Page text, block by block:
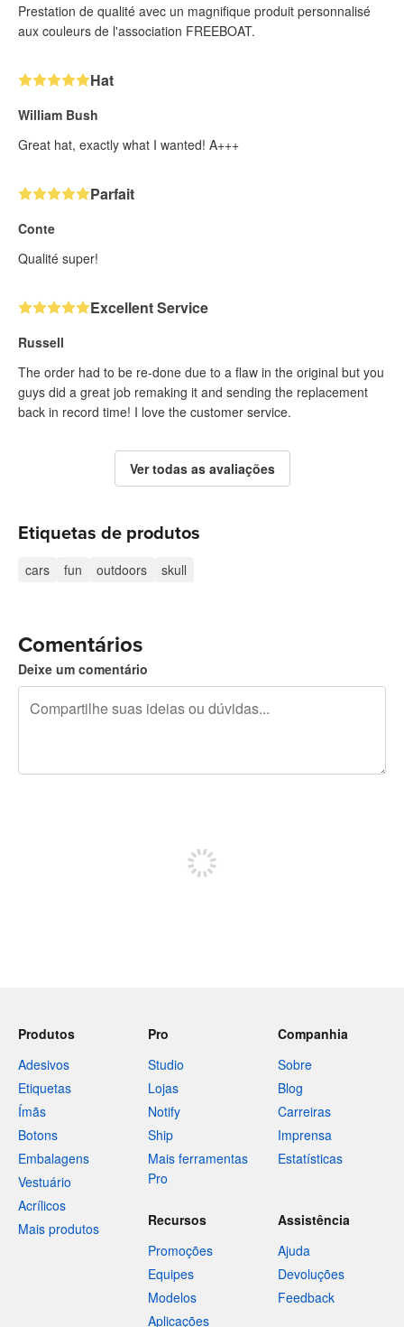
Prestation de qualité avec un magnifique produit personnalisé
aux couleurs de l'association FREEBOAT.
Hat
William Bush
Great hat, exactly what I wanted! A+++
Parfait
Conte
Qualité super!
Excellent Service
Russell
The order had to be re-done due to a flaw in the original but you
guys did a great job remaking it and sending the replacement
back in record time! I love the customer service.
Ver todas as avaliações
Etiquetas de produtos
cars fun outdoors skull
Comentários
Deixe um comentário
Produtos
Adesivos
Etiquetas
Ímãs
Botons
Embalagens
Vestuário
Acrílicos
Mais produtos
Pro
Studio
Lojas
Notify
Ship
Mais ferramentas
Pro
Companhia
Sobre
Blog
Carreiras
Imprensa
Estatísticas
Recursos
Promoções
Equipes
Modelos
Aplicações
Assistência
Ajuda
Devoluções
Feedback